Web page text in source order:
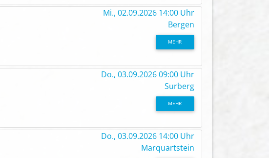
Mi., 02.09.2026 14:00 Uhr
Bergen
MEHR
Do., 03.09.2026 09:00 Uhr
Surberg
MEHR
Do., 03.09.2026 14:00 Uhr
Marquartstein